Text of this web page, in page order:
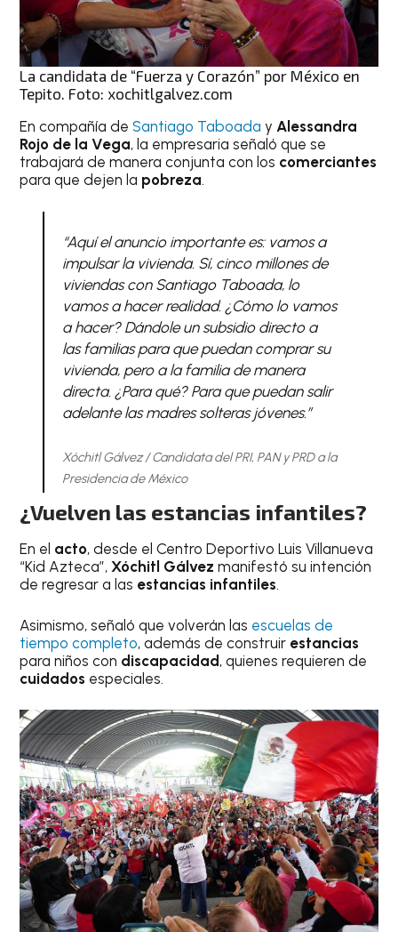
La candidata de “Fuerza y Corazón” por México en
Tepito. Foto: xochitlgalvez.com
En compañía deSantiago Taboada yAlessandra
Rojo de la Vega, la empresaria señaló que se
trabajará de manera conjunta con los comerciantes
para que dejen la pobreza.
“Aquí el anuncio importante es: vamos a
impulsar la vivienda. Sí, cinco millones de
viviendas con Santiago Taboada, lo
vamos a hacer realidad. ¿Cómo lo vamos
a hacer? Dándole un subsidio directo a
las familias para que puedan comprar su
vivienda, pero a la familia de manera
directa. ¿Para qué? Para que puedan salir
adelante las madres solteras jóvenes.”
Xóchitl Gálvez / Candidata del PRI, PAN y PRD a la
Presidencia de México
¿Vuelven las estancias infantiles?
En el acto, desde el Centro Deportivo Luis Villanueva
“Kid Azteca”,Xóchitl Gálvez manifestó su intención
de regresar a las estancias infantiles.
Asimismo, señaló que volverán las escuelas de
tiempo completo, además de construir estancias
para niños con discapacidad, quienes requieren de
cuidados especiales.